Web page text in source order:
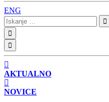
ENG
Iskanje:
AKTUALNO
NOVICE